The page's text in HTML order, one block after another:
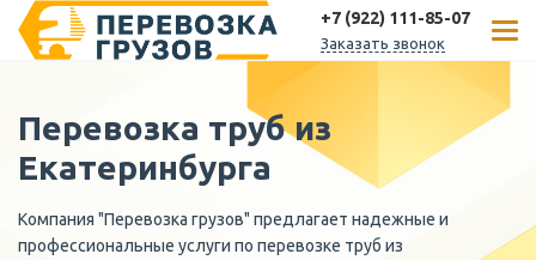
+7 (922) 111-85-07
Заказать звонок
Перевозка труб из
Екатеринбурга
Компания "Перевозка грузов" предлагает надежные и
профессиональные услуги по перевозке труб из